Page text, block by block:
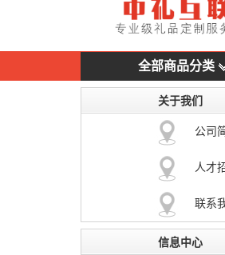
全部商品分类
关于我们
公司
人才
联系
信息中心